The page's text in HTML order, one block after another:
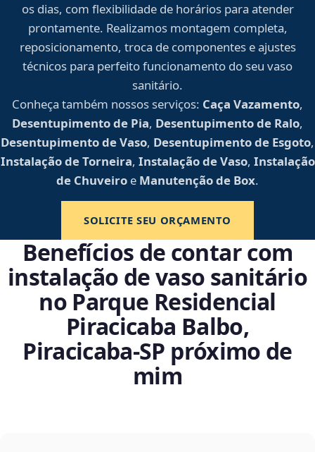
os dias, com flexibilidade de horários para atender
prontamente. Realizamos montagem completa,
reposicionamento, troca de componentes e ajustes
técnicos para perfeito funcionamento do seu vaso
sanitário.
Conheça também nossos serviços: Caça Vazamento,
Desentupimento de Pia, Desentupimento de Ralo,
Desentupimento de Vaso, Desentupimento de Esgoto,
Instalação de Torneira, Instalação de Vaso, Instalação
de Chuveiro e Manutenção de Box.
SOLICITE SEU ORÇAMENTO
Benefícios de contar com
instalação de vaso sanitário
no Parque Residencial
Piracicaba Balbo,
Piracicaba‑SP próximo de
mim